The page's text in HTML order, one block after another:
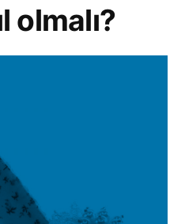
olmalı?